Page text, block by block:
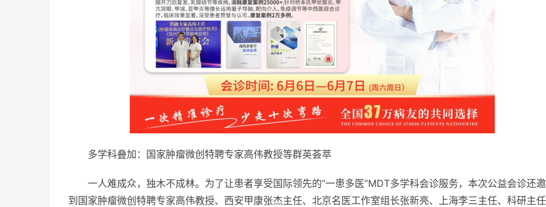
多学科叠加： 国家肿瘤微创特聘专家高伟教授等群英荟萃
一人难成众，独木不成林。为了让患者享受国际领先的“一患多医”MDT多学科会诊服务，本次公益会诊还
到 国家肿瘤微创特聘专家高伟教授、西安甲康张杰主任、北京名医工作室组长张新亮、上海李三主任、科研主